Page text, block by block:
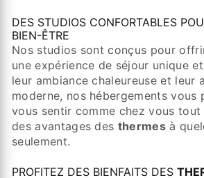
DES STUDIOS CONFORTABLES
BIEN-ÊTRE
Nos studios sont conçus pour
une expérience de séjour unique
leur ambiance chaleureuse et leur
moderne, nos hébergements vous
vous sentir comme chez vous
des avantages des thermes à
seulement.
PROFITEZ DES BIENFAITS DES